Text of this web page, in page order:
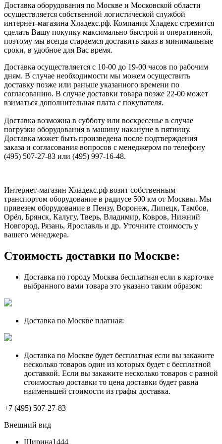
Доставка оборудования по Москве и Московской области
осуществляется собственной логистической службой
интернет-магазина Хладекс.рф. Компания Хладекс стремится
сделать Вашу покупку максимально быстрой и оперативной,
поэтому мы всегда стараемся доставить заказ в минимальные
сроки, в удобное для Вас время.
Доставка осуществляется с 10-00 до 19-00 часов по рабочим
дням. В случае необходимости мы можем осуществить
доставку позже или раньше указанного времени по
согласованию. В случае доставки товара позже 22-00 может
взиматься дополнительная плата с покупателя.
Доставка возможна в субботу или воскресенье в случае
погрузки оборудования в машину накануне в пятницу.
Доставка может быть произведена после подтверждения
заказа и согласования вопросов с менеджером по телефону
(495) 507-27-83 или (495) 997-16-48.
Интернет-магазин Хладекс.рф возит собственным
транспортом оборудование в радиусе 500 км от Москвы. Мы
привезем оборудование в Пензу, Воронеж, Липецк, Тамбов,
Орёл, Брянск, Калугу, Тверь, Владимир, Ковров, Нижний
Новгород, Рязань, Ярославль и др. Уточните стоимость у
вашего менеджера.
Стоимость доставки по Москве:
Доставка по городу Москва бесплатная если в карточке
выбранного вами товара это указано таким образом:
Доставка по Москве платная:
Доставка по Москве будет бесплатная если вы закажите
несколько товаров один из которых будет с бесплатной
доставкой. Если вы закажите несколько товаров с разной
стоимостью доставки то цена доставки будет равна
наименьшей стоимости из графы доставка.
+7 (495) 507-27-83
Внешний вид
Ширина1444